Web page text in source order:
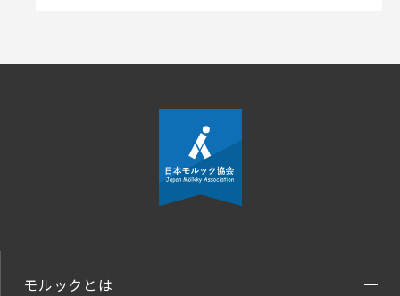
モルックとは